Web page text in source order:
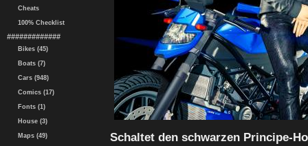
Cheats
100% Checklist
#############
Bikes (45)
Boats (7)
Cars (948)
Comics (17)
Fonts (1)
House (3)
Maps (49) Schaltet den schwarzen Principe-